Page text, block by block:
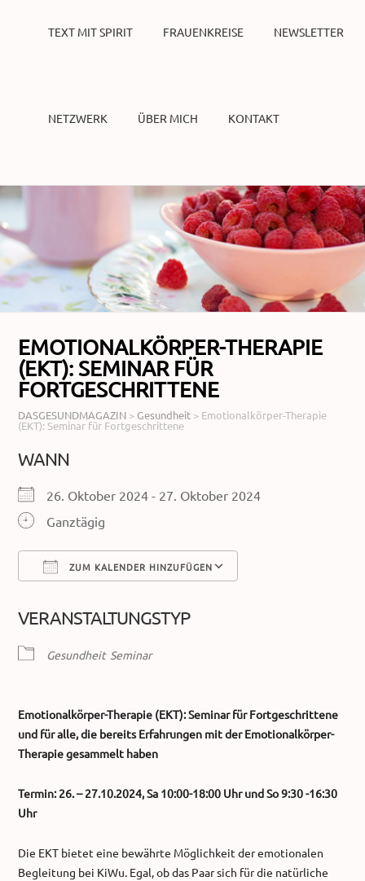
TEXT MIT SPIRIT FRAUENKREISE NEWSLETTER
NETZWERK ÜBER MICH KONTAKT
EMOTIONALKÖRPER-THERAPIE
(EKT): SEMINAR FÜR
FORTGESCHRITTENE
DASGESUNDMAGAZIN >Gesundheit > Emotionalkörper-Therapie
(EKT): Seminar für Fortgeschrittene
WANN
26. Oktober 2024 - 27. Oktober 2024
Ganztägig
ZUM KALENDER HINZUFÜGEN
VERANSTALTUNGSTYP
Gesundheit Seminar
Emotionalkörper-Therapie (EKT): Seminar für Fortgeschrittene
und für alle, die bereits Erfahrungen mit der Emotionalkörper-
Therapie gesammelt haben
Termin: 26. – 27.10.2024, Sa 10:00-18:00 Uhr und So 9:30 -16:30
Uhr
Die EKT bietet eine bewährte Möglichkeit der emotionalen
Begleitung bei KiWu. Egal, ob das Paar sich für die natürliche